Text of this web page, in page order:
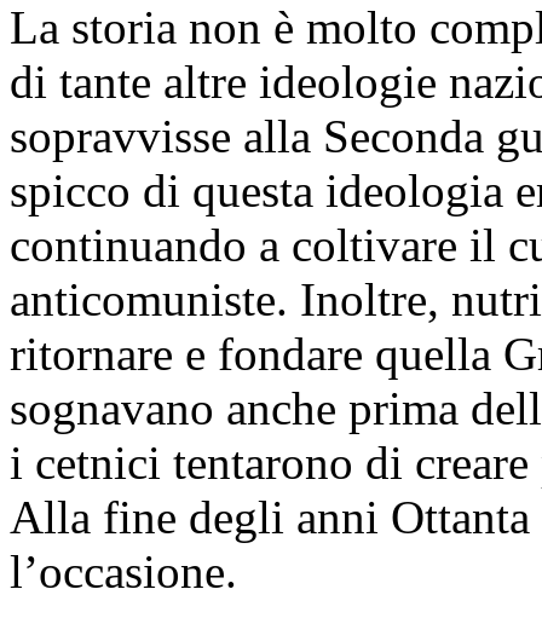
La storia non è molto
di tante altre ideologie
sopravvisse alla Seconda
spicco di questa ideologia
continuando a coltivare il
anticomuniste. Inoltre,
ritornare e fondare quella
sognavano anche prima
i cetnici tentarono di
Alla fine degli anni Ottanta
l’occasione.